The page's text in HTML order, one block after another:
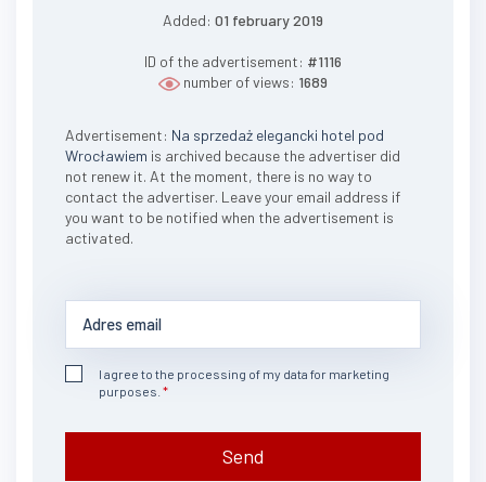
Added: 01 february 2019
ID of the advertisement: #1116
number of views: 1689
Advertisement: Na sprzedaż elegancki hotel pod
Wrocławiem is archived because the advertiser did
not renew it. At the moment, there is no way to
contact the advertiser. Leave your email address if
you want to be notified when the advertisement is
activated.
I agree to the processing of my data for marketing
purposes.
Send